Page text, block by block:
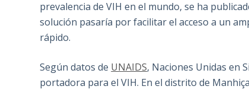
prevalencia de VIH en el mundo, se ha
solución pasaría por facilitar el acceso a un
rápido.
Según datos de UNAIDS, Naciones Unidas en
portadora para el VIH. En el distrito de